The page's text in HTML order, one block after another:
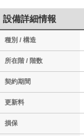
設備詳細情報
種別 / 構造
所在階 / 階数
契約期間
更新料
損保